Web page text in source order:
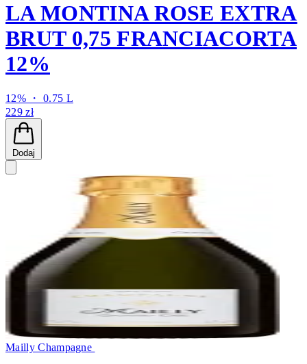
LA MONTINA ROSE EXTRA
BRUT 0,75 FRANCIACORTA
12%
12% ・ 0.75 L
229 zł
Dodaj
Mailly Champagne